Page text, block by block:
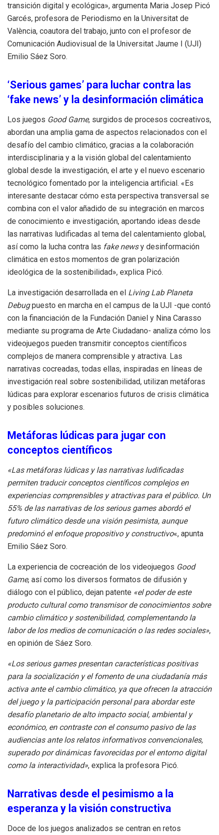
transición digital y ecológica», argumenta Maria Josep Picó
Garcés, profesora de Periodismo en la Universitat de
València, coautora del trabajo, junto con el profesor de
Comunicación Audiovisual de la Universitat Jaume I (UJI)
Emilio Sáez Soro.
‘Serious games’ para luchar contra las
‘fake news’ y la desinformación climática
Los juegos Good Game, surgidos de procesos cocreativos,
abordan una amplia gama de aspectos relacionados con el
desafío del cambio climático, gracias a la colaboración
interdisciplinaria y a la visión global del calentamiento
global desde la investigación, el arte y el nuevo escenario
tecnológico fomentado por la inteligencia artificial. «Es
interesante destacar cómo esta perspectiva transversal se
combina con el valor añadido de su integración en marcos
de conocimiento e investigación, aportando ideas desde
las narrativas ludificadas al tema del calentamiento global,
así como la lucha contra las fake newsy desinformación
climática en estos momentos de gran polarización
ideológica de la sostenibilidad», explica Picó.
La investigación desarrollada en el Living Lab Planeta
Debugpuesto en marcha en el campus de la UJI -que contó
con la financiación de la Fundación Daniel y Nina Carasso
mediante su programa de Arte Ciudadano- analiza cómo los
videojuegos pueden transmitir conceptos científicos
complejos de manera comprensible y atractiva. Las
narrativas cocreadas, todas ellas, inspiradas en líneas de
investigación real sobre sostenibilidad, utilizan metáforas
lúdicas para explorar escenarios futuros de crisis climática
y posibles soluciones.
Metáforas lúdicas para jugar con
conceptos científicos
«Las metáforas lúdicas y las narrativas ludificadas
permiten traducir conceptos científicos complejos en
experiencias comprensibles y atractivas para el público. Un
55% de las narrativas de los serious games abordó el
futuro climático desde una visión pesimista, aunque
predominó el enfoque propositivo y constructivo«, apunta
Emilio Sáez Soro.
La experiencia de cocreación de los videojuegos Good
Game, así como los diversos formatos de difusión y
diálogo con el público, dejan patente «el poder de este
producto cultural como transmisor de conocimientos sobre
cambio climático y sostenibilidad, complementando la
labor de los medios de comunicación o las redes sociales»,
en opinión de Sáez Soro.
«Los serious games presentan características positivas
para la socialización y el fomento de una ciudadanía más
activa ante el cambio climático, ya que ofrecen la atracción
del juego y la participación personal para abordar este
desafío planetario de alto impacto social, ambiental y
económico, en contraste con el consumo pasivo de las
audiencias ante los relatos informativos convencionales,
superado por dinámicas favorecidas por el entorno digital
como la interactividad», explica la profesora Picó.
Narrativas desde el pesimismo a la
esperanza y la visión constructiva
Doce de los juegos analizados se centran en retos